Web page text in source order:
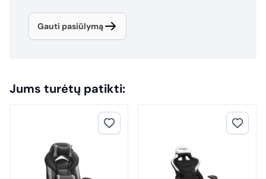
Gauti pasiūlymą
Jums turėtų patikti: